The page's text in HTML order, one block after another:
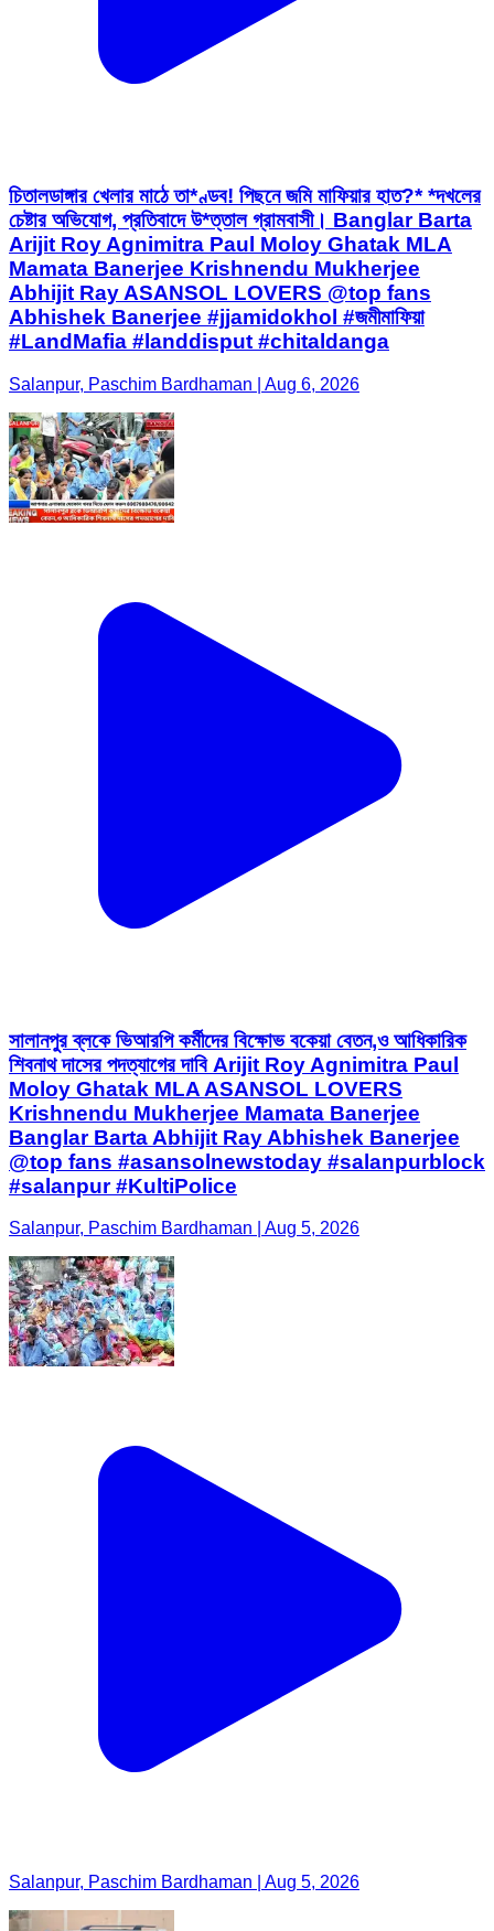
চিতালডাঙ্গার খেলার মাঠে তা*ণ্ডব! পিছনে জমি মাফিয়ার হাত?* *দখলের
চেষ্টার অভিযোগ, প্রতিবাদে উ*ত্তাল গ্রামবাসী। Banglar Barta
Arijit Roy Agnimitra Paul Moloy Ghatak MLA
Mamata Banerjee Krishnendu Mukherjee
Abhijit Ray ASANSOL LOVERS @top fans
Abhishek Banerjee #jjamidokhol #জমীমাফিয়া
#LandMafia #landdisput #chitaldanga
Salanpur, Paschim Bardhaman | Aug 6, 2026
সালানপুর ব্লকে ভিআরপি কর্মীদের বিক্ষোভ বকেয়া বেতন,ও আধিকারিক
শিবনাথ দাসের পদত্যাগের দাবি Arijit Roy Agnimitra Paul
Moloy Ghatak MLA ASANSOL LOVERS
Krishnendu Mukherjee Mamata Banerjee
Banglar Barta Abhijit Ray Abhishek Banerjee
@top fans #asansolnewstoday #salanpurblock
#salanpur #KultiPolice
Salanpur, Paschim Bardhaman | Aug 5, 2026
Salanpur, Paschim Bardhaman | Aug 5, 2026